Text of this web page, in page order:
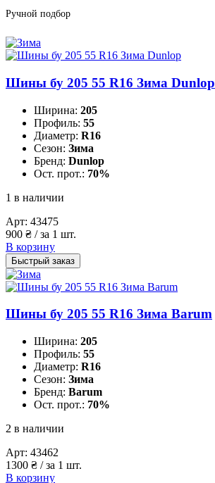
Ручной подбор
Шины бу 205 55 R16 Зима Dunlop
Ширина: 205
Профиль: 55
Диаметр: R16
Сезон: Зима
Бренд: Dunlop
Ост. прот.: 70%
1 в наличии
Арт: 43475
900 ₴ / за 1 шт.
В корзину
Быстрый заказ
Шины бу 205 55 R16 Зима Barum
Ширина: 205
Профиль: 55
Диаметр: R16
Сезон: Зима
Бренд: Barum
Ост. прот.: 70%
2 в наличии
Арт: 43462
1300 ₴ / за 1 шт.
В корзину